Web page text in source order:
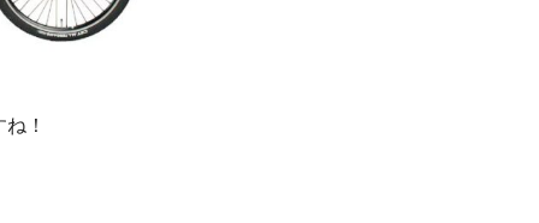
！